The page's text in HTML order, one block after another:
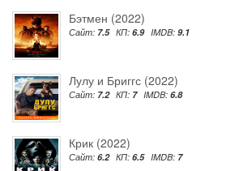
Бэтмен (2022)
Сайт: 7.5 КП: 6.9 IMDB: 9.1
Лулу и Бриггс (2022)
Сайт: 7.2 КП: 7 IMDB: 6.8
Крик (2022)
Сайт: 6.2 КП: 6.5 IMDB: 7